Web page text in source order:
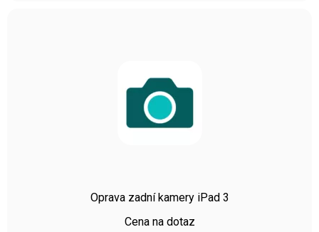
Oprava zadní kamery iPad 3
Cena na dotaz